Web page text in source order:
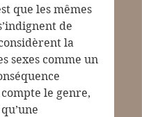
que les mêmes
de
la
sexes comme un
le genre,